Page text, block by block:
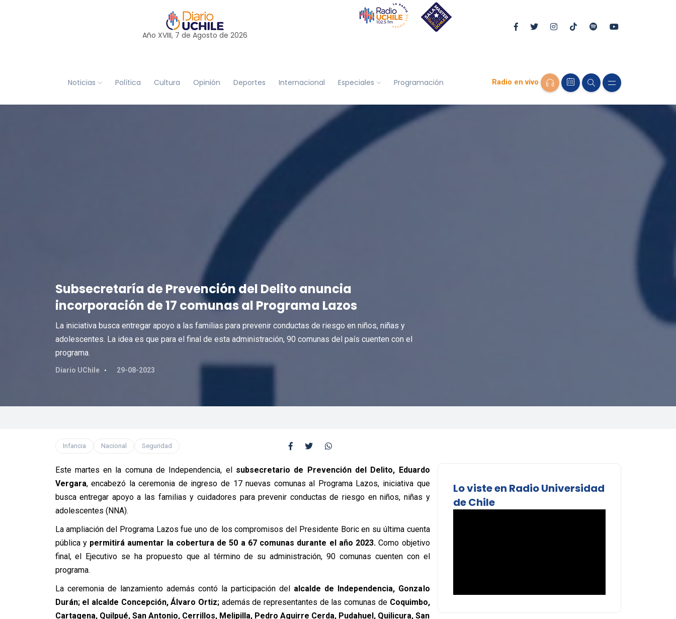
Año XVIII, 7 de Agosto de 2026
Noticias Política Cultura Opinión Deportes Internacional Especiales Programación Radio en vivo
Subsecretaría de Prevención del Delito anuncia
incorporación de 17 comunas al Programa Lazos
La iniciativa busca entregar apoyo a las familias para prevenir conductas de riesgo en niños, niñas y
adolescentes. La idea es que para el final de esta administración, 90 comunas del país cuenten con el
programa.
Diario UChile 29-08-2023
Infancia Nacional Seguridad
Este martes en la comuna de Independencia, el subsecretario de Prevención del Delito, Eduardo
Vergara, encabezó la ceremonia de ingreso de 17 nuevas comunas al Programa Lazos, iniciativa que
busca entregar apoyo a las familias y cuidadores para prevenir conductas de riesgo en niños, niñas y
adolescentes (NNA).
La ampliación del Programa Lazos fue uno de los compromisos del Presidente Boric en su última cuenta
pública y permitirá aumentar la cobertura de 50 a 67 comunas durante el año 2023. Como objetivo
final, el Ejecutivo se ha propuesto que al término de su administración, 90 comunas cuenten con el
programa.
La ceremonia de lanzamiento además contó la participación del alcalde de Independencia, Gonzalo
Durán; el alcalde Concepción, Álvaro Ortiz;además de representantes de las comunas de Coquimbo,
Cartagena, Quilpué, San Antonio, Cerrillos, Melipilla, Pedro Aguirre Cerda, Pudahuel, Quilicura, San
Lo viste en Radio Universidad
de Chile